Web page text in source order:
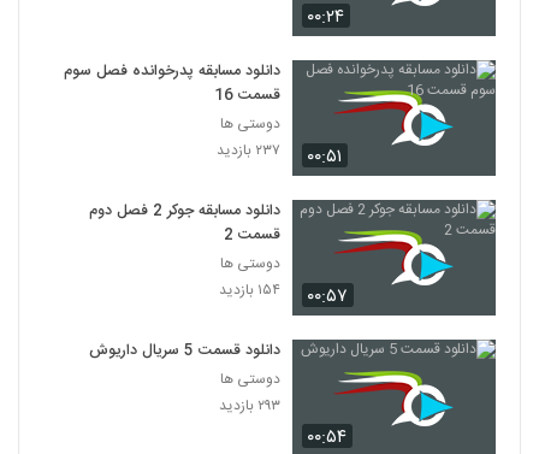
۰۰:۲۴
۰۰:۵۱
دانلود مسابقه پدرخوانده فصل سوم
قسمت 16
دوستی ها
۲۳۷ بازدید
۰۰:۵۷
دانلود مسابقه جوکر 2 فصل دوم
قسمت 2
دوستی ها
۱۵۴ بازدید
۰۰:۵۴
دانلود قسمت 5 سریال داریوش
دوستی ها
۲۹۳ بازدید